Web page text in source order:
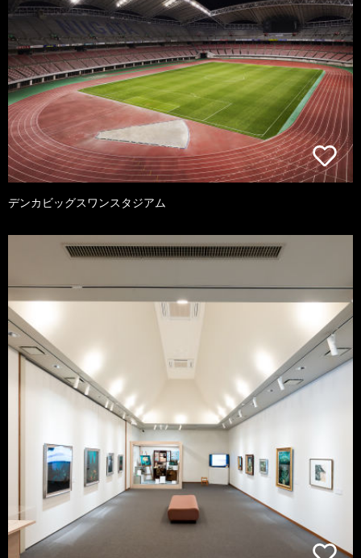
デンカビッグスワンスタジアム